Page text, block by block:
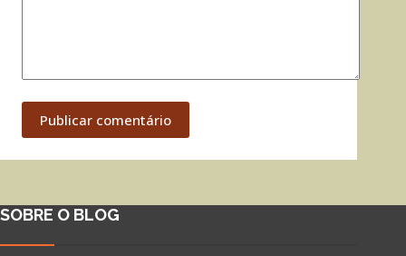
Publicar comentário
SOBRE O BLOG